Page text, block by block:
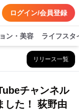
ログイン/会員登録
ン・美容 ライフスタ
リリース一覧
チャンネル
した！ 荻野由